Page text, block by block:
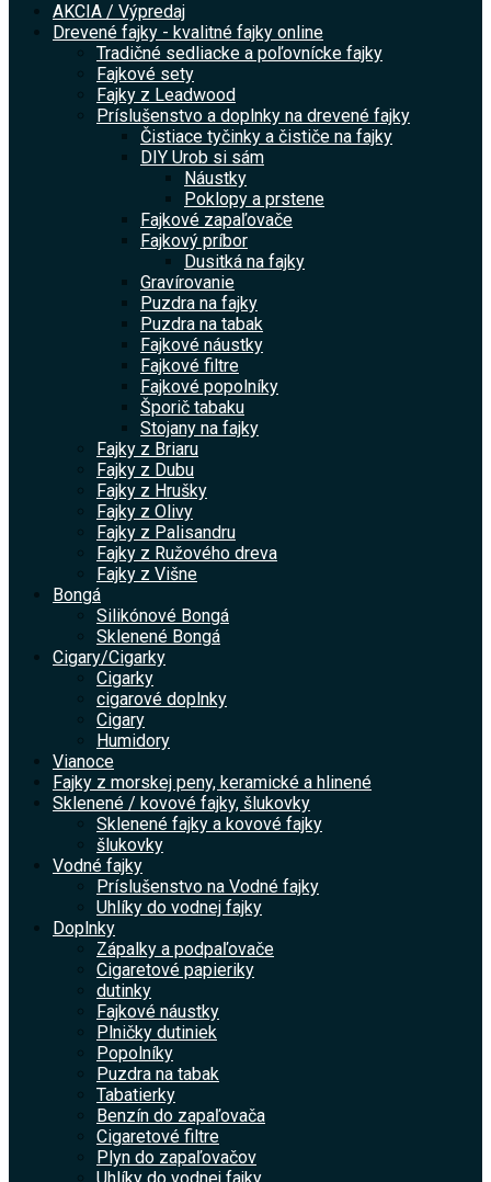
AKCIA / Výpredaj
Drevené fajky - kvalitné fajky online
Tradičné sedliacke a poľovnícke fajky
Fajkové sety
Fajky z Leadwood
Príslušenstvo a doplnky na drevené fajky
Čistiace tyčinky a čističe na fajky
DIY Urob si sám
Náustky
Poklopy a prstene
Fajkové zapaľovače
Fajkový príbor
Dusitká na fajky
Gravírovanie
Puzdra na fajky
Puzdra na tabak
Fajkové náustky
Fajkové filtre
Fajkové popolníky
Šporič tabaku
Stojany na fajky
Fajky z Briaru
Fajky z Dubu
Fajky z Hrušky
Fajky z Olivy
Fajky z Palisandru
Fajky z Ružového dreva
Fajky z Višne
Bongá
Silikónové Bongá
Sklenené Bongá
Cigary/Cigarky
Cigarky
cigarové doplnky
Cigary
Humidory
Vianoce
Fajky z morskej peny, keramické a hlinené
Sklenené / kovové fajky, šlukovky
Sklenené fajky a kovové fajky
šlukovky
Vodné fajky
Príslušenstvo na Vodné fajky
Uhlíky do vodnej fajky
Doplnky
Zápalky a podpaľovače
Cigaretové papieriky
dutinky
Fajkové náustky
Plničky dutiniek
Popolníky
Puzdra na tabak
Tabatierky
Benzín do zapaľovača
Cigaretové filtre
Plyn do zapaľovačov